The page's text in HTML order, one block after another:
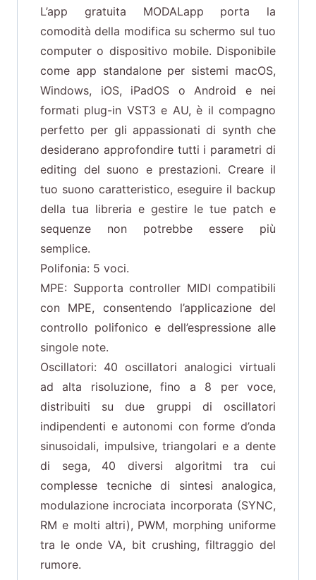
L’app gratuita MODALapp porta la
comodità della modifica su schermo sul tuo
computer o dispositivo mobile. Disponibile
come app standalone per sistemi macOS,
Windows, iOS, iPadOS o Android e nei
formati plug-in VST3 e AU, è il compagno
perfetto per gli appassionati di synth che
desiderano approfondire tutti i parametri di
editing del suono e prestazioni. Creare il
tuo suono caratteristico, eseguire il backup
della tua libreria e gestire le tue patch e
sequenze non potrebbe essere più
semplice.
Polifonia: 5 voci.
MPE: Supporta controller MIDI compatibili
con MPE, consentendo l’applicazione del
controllo polifonico e dell’espressione alle
singole note.
Oscillatori: 40 oscillatori analogici virtuali
ad alta risoluzione, fino a 8 per voce,
distribuiti su due gruppi di oscillatori
indipendenti e autonomi con forme d’onda
sinusoidali, impulsive, triangolari e a dente
di sega, 40 diversi algoritmi tra cui
complesse tecniche di sintesi analogica,
modulazione incrociata incorporata (SYNC,
RM e molti altri), PWM, morphing uniforme
tra le onde VA, bit crushing, filtraggio del
rumore.